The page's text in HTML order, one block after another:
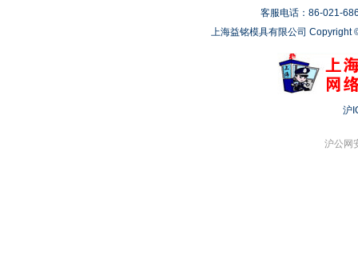
客服电话：86-021-
上海益铭模具有限公司 Copyright
沪
沪公网